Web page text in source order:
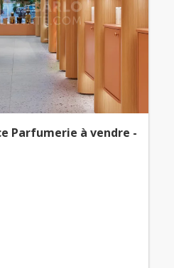
Parfumerie à vendre -